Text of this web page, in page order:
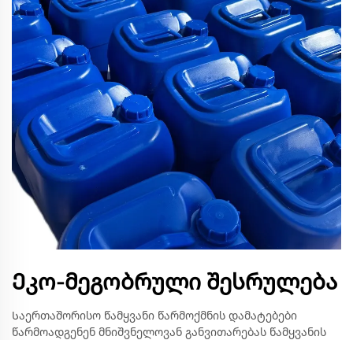
Ეკო-მეგობრული შესრულება
Საერთაშორისო წამყვანი წარმოქმნის დამატებები
წარმოადგენენ მნიშვნელოვან განვითარებას წამყვანის